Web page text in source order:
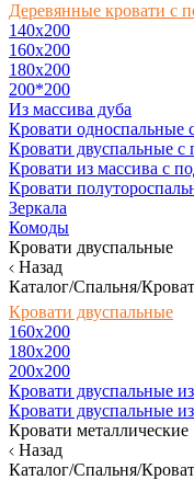
Деревянные кровати с
140x200
160х200
180х200
200*200
Из массива дуба
Кровати
Кровати двуспальные
Кровати из массива с
Кровати
Зеркала
Комоды
Кровати двуспальные
Назад
Каталог/Спальня/
Кровати двуспальные
160х200
180x200
200x200
Кровати двуспальные
Кровати двуспальные
Кровати металлические
Назад
Каталог/Спальня/